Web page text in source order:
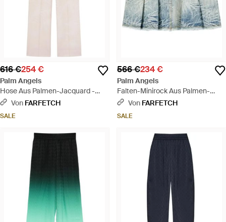
616 €254 €
Palm Angels
Hose Aus Palmen-Jacquard -
WeißVon FARFETCH
SALE
566 €234 €
Palm Angels
Falten-Minirock Aus Palmen-
Jacquard - Blau
Von FARFETCH
SALE